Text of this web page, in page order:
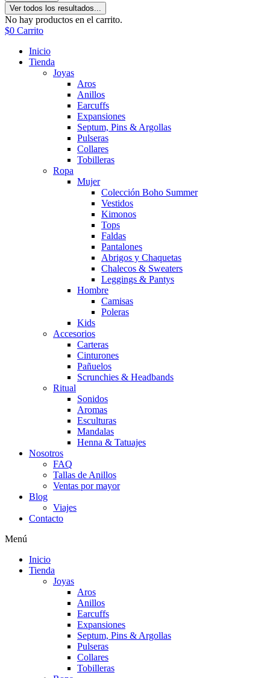
Ver todos los resultados...
No hay productos en el carrito.
$0 Carrito
Inicio
Tienda
Joyas
Aros
Anillos
Earcuffs
Expansiones
Septum, Pins & Argollas
Pulseras
Collares
Tobilleras
Ropa
Mujer
Colección Boho Summer
Vestidos
Kimonos
Tops
Faldas
Pantalones
Abrigos y Chaquetas
Chalecos & Sweaters
Leggings & Pantys
Hombre
Camisas
Poleras
Kids
Accesorios
Carteras
Cinturones
Pañuelos
Scrunchies & Headbands
Ritual
Sonidos
Aromas
Esculturas
Mandalas
Henna & Tatuajes
Nosotros
FAQ
Tallas de Anillos
Ventas por mayor
Blog
Viajes
Contacto
Menú
Inicio
Tienda
Joyas
Aros
Anillos
Earcuffs
Expansiones
Septum, Pins & Argollas
Pulseras
Collares
Tobilleras